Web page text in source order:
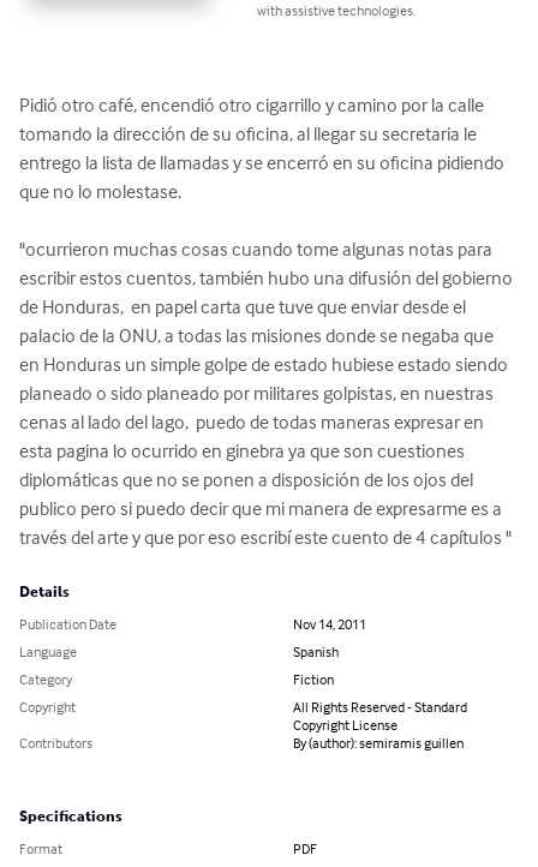
with assistive technologies.
Pidió otro café, encendió otro cigarrillo y camino por la calle
tomando la dirección de su oficina, al llegar su secretaria le
entrego la lista de llamadas y se encerró en su oficina pidiendo
que no lo molestase.
"ocurrieron muchas cosas cuando tome algunas notas para
escribir estos cuentos, también hubo una difusión del gobierno
de Honduras,  en papel carta que tuve que enviar desde el
palacio de la ONU, a todas las misiones donde se negaba que
en Honduras un simple golpe de estado hubiese estado siendo
planeado o sido planeado por militares golpistas, en nuestras
cenas al lado del lago,  puedo de todas maneras expresar en
esta pagina lo ocurrido en ginebra ya que son cuestiones
diplomáticas que no se ponen a disposición de los ojos del
publico pero si puedo decir que mi manera de expresarme es a
través del arte y que por eso escribí este cuento de 4 capítulos "
Details
Publication Date
Nov 14, 2011
Language
Spanish
Category
Fiction
Copyright
All Rights Reserved - Standard
Copyright License
Contributors
By (author): semiramis guillen
Specifications
Format PDF